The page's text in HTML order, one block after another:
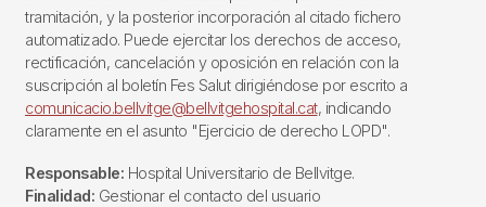
tramitación, y la posterior incorporación al citado fichero
automatizado. Puede ejercitar los derechos de acceso,
rectificación, cancelación y oposición en relación con la
suscripción al boletín Fes Salut dirigiéndose por escrito a
comunicacio.bellvitge@bellvitgehospital.cat, indicando
claramente en el asunto "Ejercicio de derecho LOPD".
Responsable: Hospital Universitario de Bellvitge.
Finalidad: Gestionar el contacto del usuario